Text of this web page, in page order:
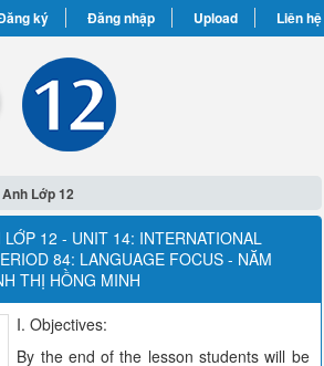
ký Đăng nhập Upload Liên hệ
Lớp 12
12 - UNIT 14: INTERNATIONAL
84: LANGUAGE FOCUS - NĂM
THỊ HỒNG MINH
I. Objectives:
By the end of the lesson students will be